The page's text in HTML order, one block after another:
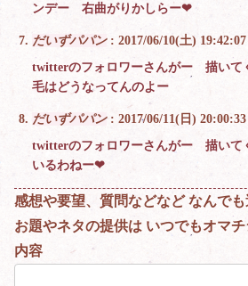
ンデー 右曲がりかしらー❤
だいずパパン: 2017/06/10(土) 19:42:07
twitterのフォロワーさんがー 描い
毛はどうなってんのよー
だいずパパン: 2017/06/11(日) 20:00:33
twitterのフォロワーさんがー 描いて
いるわねー❤
感想や要望、質問などなど なんでも
お題やネタの提供は いつでもオマ